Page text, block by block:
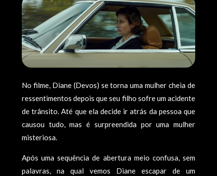
No filme, Diane (Devos) se torna uma mulher cheia de
ressentimentos depois que seu filho sofre um acidente
de trânsito. Até que ela decide ir atrás da pessoa que
causou tudo, mas é surpreendida por uma mulher
misteriosa.
Após uma sequência de abertura meio confusa, sem
palavras, na qual vemos Diane escapar de um